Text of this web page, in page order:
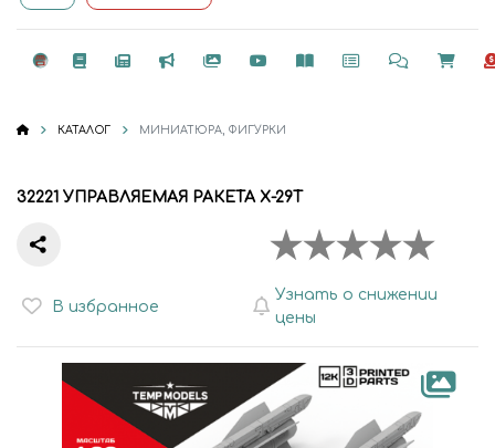
КАТАЛОГ МИНИАТЮРА, ФИГУРКИ
32221 УПРАВЛЯЕМАЯ РАКЕТА Х-29Т
В избранное
Узнать о снижении
цены